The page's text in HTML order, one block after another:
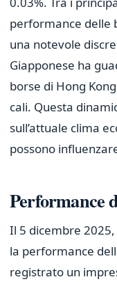
performance delle
una notevole
Giapponese ha
borse di Hong
cali. Questa
sull’attuale clima
possono
Performance
Il 5 dicembre 2025,
la performance
registrato un